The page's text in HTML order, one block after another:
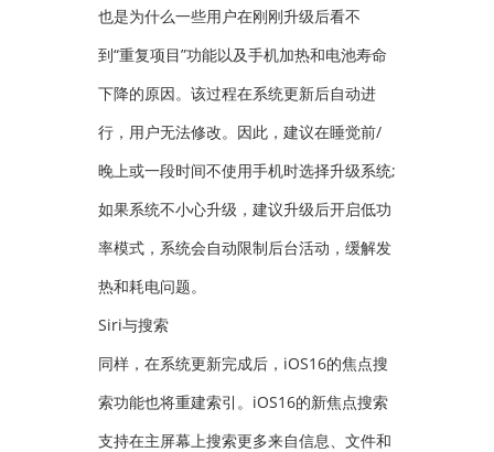
也是为什么一些用户在刚刚升级后看不
到“重复项目”功能以及手机加热和电池寿命
下降的原因。该过程在系统更新后自动进
行，用户无法修改。因此，建议在睡觉前/
晚上或一段时间不使用手机时选择升级系统;
如果系统不小心升级，建议升级后开启低功
率模式，系统会自动限制后台活动，缓解发
热和耗电问题。
Siri与搜索
同样，在系统更新完成后，iOS16的焦点搜
索功能也将重建索引。iOS16的新焦点搜索
支持在主屏幕上搜索更多来自信息、文件和